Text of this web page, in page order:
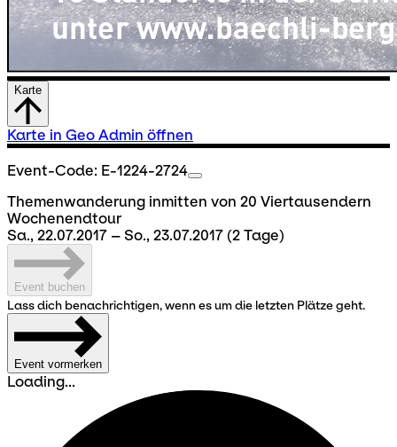
Karte
Karte in Geo Admin öffnen
Event-Code: E-1224-2724
Themenwanderung inmitten von 20 Viertausendern
Wochenendtour
Sa., 22.07.2017 – So., 23.07.2017 (2 Tage)
Event buchen
Lass dich benachrichtigen, wenn es um die letzten Plätze geht.
Event vormerken
Loading...